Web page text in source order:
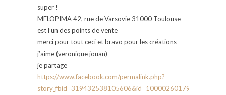
super !
MELOPIMA 42, rue de Varsovie 31000 Toulouse
est l’un des points de vente
merci pour tout ceci et bravo pour les créations
j’aime (veronique jouan)
je partage
https://www.facebook.com/permalink.php?
story_fbid=319432538105606&id=100002601795368